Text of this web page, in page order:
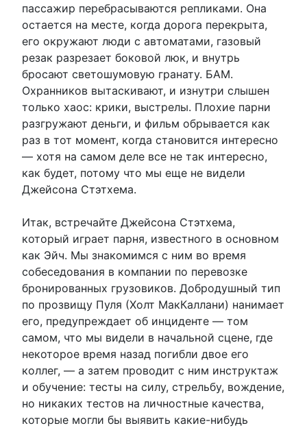
пассажир перебрасываются репликами. Она
остается на месте, когда дорога перекрыта,
его окружают люди с автоматами, газовый
резак разрезает боковой люк, и внутрь
бросают светошумовую гранату. БАМ.
Охранников вытаскивают, и изнутри слышен
только хаос: крики, выстрелы. Плохие парни
разгружают деньги, и фильм обрывается как
раз в тот момент, когда становится интересно
— хотя на самом деле все не так интересно,
как будет, потому что мы еще не видели
Джейсона Стэтхема.
Итак, встречайте Джейсона Стэтхема,
который играет парня, известного в основном
как Эйч. Мы знакомимся с ним во время
собеседования в компании по перевозке
бронированных грузовиков. Добродушный тип
по прозвищу Пуля (Холт МакКаллани) нанимает
его, предупреждает об инциденте — том
самом, что мы видели в начальной сцене, где
некоторое время назад погибли двое его
коллег, — а затем проводит с ним инструктаж
и обучение: тесты на силу, стрельбу, вождение,
но никаких тестов на личностные качества,
которые могли бы выявить какие-нибудь